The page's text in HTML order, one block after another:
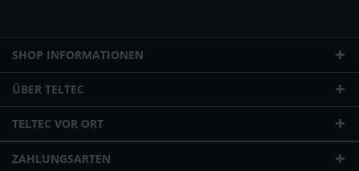
SHOP INFORMATIONEN
ÜBER TELTEC
TELTEC VOR ORT
ZAHLUNGSARTEN